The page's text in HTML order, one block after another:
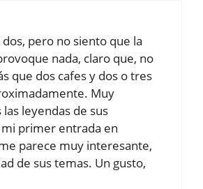
dos, pero no siento que la
nada, claro que, no
que dos cafes y dos o tres
Muy
leyendas de sus
mi primer entrada en
parece muy interesante,
de sus temas. Un gusto,